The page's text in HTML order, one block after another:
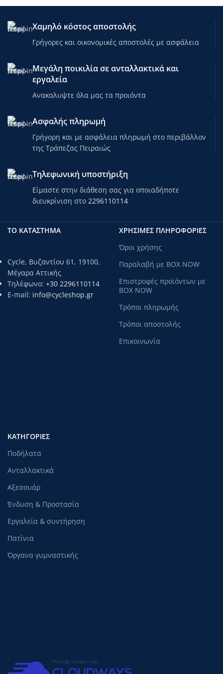
Χαμηλό κόστος αποστολής
Γρήγορες και οικονομικές αποστολές με ασφάλεια
Μεγάλη ποικιλία σε ανταλλακτικά και
εργαλεία
Ανακαλυψτε όλα μας τα προιόντα
Ασφαλής πληρωμή
Γρήγορη και με ασφάλεια πληρωμή στο περιβάλλον
της Τράπεζας Πειραιώς
Τηλεφωνική υποστήριξη
Είμαστε στην διάθεση σας για οποιαδήποτε
διευκρίνιση στο 2296110114
ΤΟ ΚΑΤΑΣΤΗΜΑ
Cycle, Βυζαντίου 61, 19100,
Μέγαρα Αττικής
Τηλέφωνο: +30 2296110114
E-mail: info@cycleshop.gr
ΧΡΗΣΙΜΕΣ ΠΛΗΡΟΦΟΡΙΕΣ
Όροι χρήσης
Παραλαβή με BOX NOW
Επιστροφές προϊόντων με
BOX NOW
Τρόποι πληρωμής
Τρόποι αποστολής
Επικοινωνία
ΚΑΤΗΓΟΡΊΕΣ
Ποδήλατα
Ανταλλακτικά
Αξεσουάρ
Ένδυση & Προστασία
Εργαλεία & συντήρηση
Πατίνια
Όργανα γυμναστικής